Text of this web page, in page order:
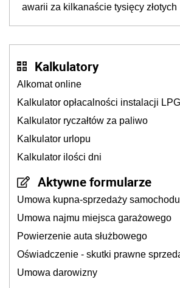
awarii za kilkanaście tysięcy złotych
Kalkulatory
Alkomat online
Kalkulator opłacalności instalacji LPG
Kalkulator ryczałtów za paliwo
Kalkulator urlopu
Kalkulator ilości dni
Aktywne formularze
Umowa kupna-sprzedaży samochodu
Umowa najmu miejsca garażowego
Powierzenie auta służbowego
Oświadczenie - skutki prawne
Umowa darowizny